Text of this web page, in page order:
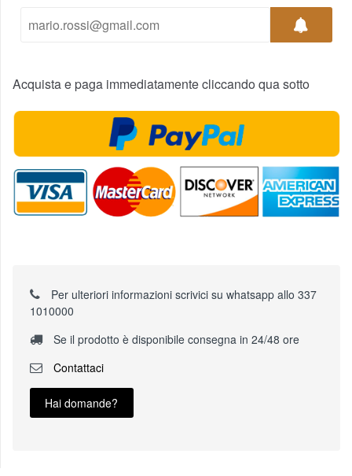
Acquista e paga immediatamente cliccando qua sotto
Per ulteriori informazioni scrivici su whatsapp allo 337
1010000
Se il prodotto è disponibile consegna in 24/48 ore
Contattaci
Hai domande?